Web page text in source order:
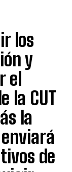
los
y
el
la CUT
la
enviará
de